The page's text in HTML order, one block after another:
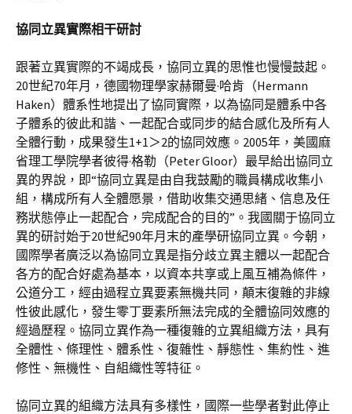
協同立異實際相干研討
跟著立異實際的不竭成長，協同立異的思惟也慢慢鼓起。
20世紀70年月，德國物理學家赫爾曼·哈肯（Hermann
Haken）體系性地提出了協同實際，以為協同是體系中各
子體系的彼此和諧、一起配合或同步的結合感化及所有人
全體行動，成果發生1+1＞2的協同效應。2005年，美國麻
省理工學院學者彼得·格勒（Peter Gloor）最早給出協同立
異的界說，即“協同立異是由自我鼓勵的職員構成收集小
組，構成所有人全體愿景，借助收集交通思緒、信息及任
務狀態停止一起配合，完成配合的目的”。我國關于協同立
異的研討始于20世紀90年月末的產學研協同立異。今朝，
國際學者廣泛以為協同立異是指分歧立異主體以一起配合
各方的配合好處為基本，以資本共享或上風互補為條件，
公道分工，經由過程立異要素無機共同，顛末復雜的非線
性彼此感化，發生零丁要素所無法完成的全體協同效應的
經過歷程。協同立異作為一種復雜的立異組織方法，具有
全體性、條理性、體系性、復雜性、靜態性、集約性、進
修性、無機性、自組織性等特征。
協同立異的組織方法具有多樣性，國際一些學者對此停止